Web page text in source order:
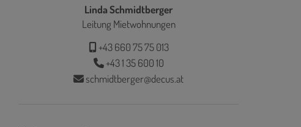
Linda Schmidtberger
Leitung Mietwohnungen
+43 660 75 75 013
+43 1 35 600 10
schmidtberger@decus.at